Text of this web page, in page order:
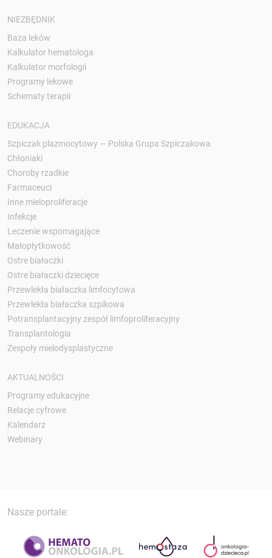
NIEZBĘDNIK
Baza leków
Kalkulator hematologa
Kalkulator morfologii
Programy lekowe
Schematy terapii
EDUKACJA
Szpiczak plazmocytowy — Polska Grupa Szpiczakowa
Chłoniaki
Choroby rzadkie
Farmaceuci
Inne mieloproliferacje
Infekcje
Leczenie wspomagające
Małopłytkowość
Ostre białaczki
Ostre białaczki dziecięce
Przewlekła białaczka limfocytowa
Przewlekła białaczka szpikowa
Potransplantacyjny zespół limfoproliferacyjny
Transplantologia
Zespoły mielodysplastyczne
AKTUALNOŚCI
Programy edukacyjne
Relacje cyfrowe
Kalendarz
Webinary
Nasze portale: